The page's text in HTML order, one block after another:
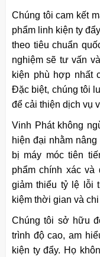
Chúng tôi cam kết
phẩm linh kiện ty
theo tiêu chuẩn
nghiệm sẽ tư vấn
kiện phù hợp nhất
Đặc biệt, chúng tôi
để cải thiện dịch vụ
Vinh Phát không
hiện đại nhằm
bị máy móc tiên
phẩm chính xác
giảm thiểu tỷ lệ lỗi
kiệm thời gian và
Chúng tôi sở hữu
trình độ cao, am
kiện ty đẩy. Họ